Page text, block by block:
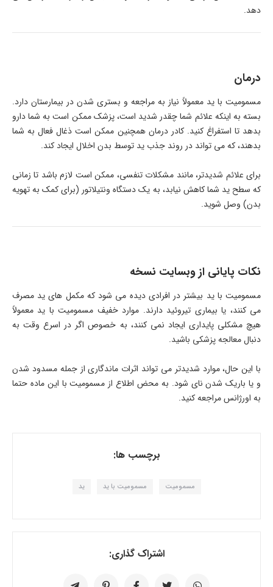
دهد.
درمان
مسمومیت با ید معمولاً نیاز به مراجعه و بستری شدن در بیمارستان دارد.
بسته به اینکه علائم شما چقدر شدید است، پزشک ممکن است به شما دارو
بدهد تا استفراغ کنید. کادر درمان همچنین ممکن است ذغال فعال به شما
بدهند، که می تواند در روند جذب ید توسط بدن اخلال ایجاد کند.
برای علائم شدیدتر، مانند مشکلات تنفسی، ممکن است لازم باشد تا زمانی
که سطح ید شما کاهش نیابد، به یک دستگاه ونتیلاتور (برای کمک به تهویه
بدن) وصل شوید.
نکات پایانی از وبسایت نسخه
مسمومیت با ید بیشتر در افرادی دیده می شود که مکمل های ید مصرف
می کنند، یا بیماری تیروئید دارند. موارد خفیف مسمومیت با ید معمولاً
هیچ مشکلی پایداری ایجاد نمی کنند، به خصوص اگر در اسرع وقت به
دنبال معالجه پزشکی باشید.
با این حال، موارد شدیدتر می تواند اثرات ماندگاری از جمله مسدود شدن
و یا باریک شدن نای شود. به محض اطلاع از مسمومیت با این ماده حتما
به اورژانس مراجعه کنید.
برچسب ها:
مسمومیت مسمومیت با ید ید
اشتراک گذاری: